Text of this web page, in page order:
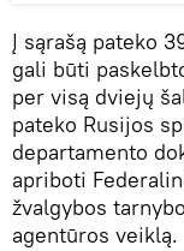
Į sąrašą pateko
gali būti
per visą dviejų
pateko Rusijos
departamento
apriboti
žvalgybos
agentūros veiklą.